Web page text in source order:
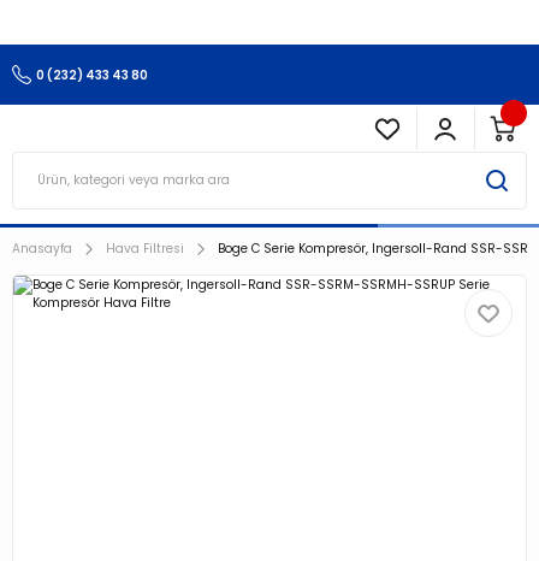
0 (232) 433 43 80
Anasayfa Hava Filtresi Boge C Serie Kompresör, Ingersoll-Rand SSR-